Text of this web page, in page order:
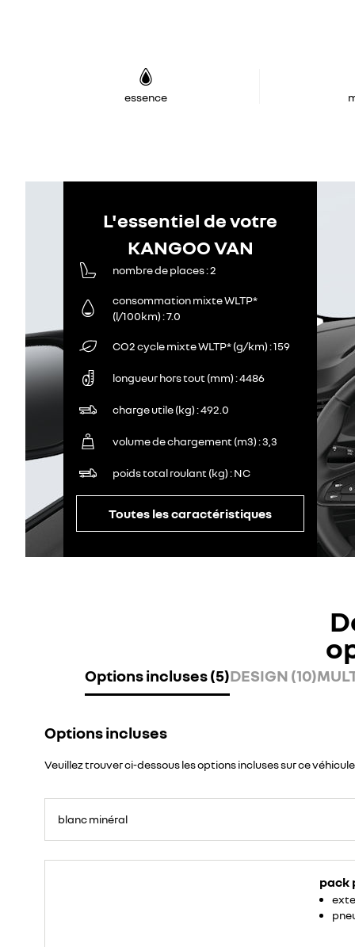
essence
L'essentiel de votre
KANGOO VAN
nombre de places 2
consommation mixte WLTP*
(l/100km) 7.0
CO2 cycle mixte WLTP* (g/km) 159
longueur hors tout (mm) 4486
charge utile (kg) 492.0
volume de chargement (m3) 3,3
poids total roulant (kg) NC
Toutes les caractéristiques
Options incluses (5)DESIGN (10)
Options incluses
Veuillez trouver ci-dessous les options incluses sur ce véhicule
blanc minéral
pack